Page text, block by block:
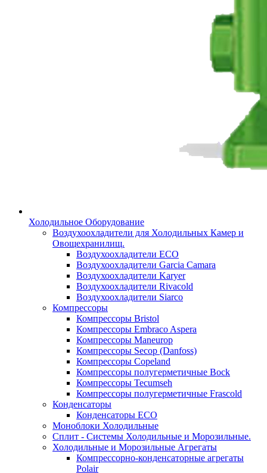
Холодильное Оборудование
Воздухоохладители для Холодильных Камер и
Овощехранилищ.
Воздухоохладители ECO
Воздухоохладители Garcia Camara
Воздухоохладители Karyer
Воздухоохладители Rivacold
Воздухоохладители Siarco
Компрессоры
Компрессоры Bristol
Компрессоры Embraco Aspera
Компрессоры Maneurop
Компрессоры Secop (Danfoss)
Компрессоры Copeland
Компрессоры полугерметичные Bock
Компрессоры Tecumseh
Компрессоры полугерметичные Frascold
Конденсаторы
Конденсаторы ECO
Моноблоки Холодильные
Сплит - Системы Холодильные и Морозильные.
Холодильные и Морозильные Агрегаты
Компрессорно-конденсаторные агрегаты
Polair